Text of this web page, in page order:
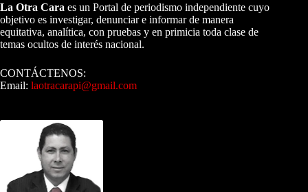
La Otra Cara es un Portal de periodismo independiente cuyo
objetivo es investigar, denunciar e informar de manera
equitativa, analítica, con pruebas y en primicia toda clase de
temas ocultos de interés nacional.
CONTÁCTENOS:
Email: laotracarapi@gmail.com